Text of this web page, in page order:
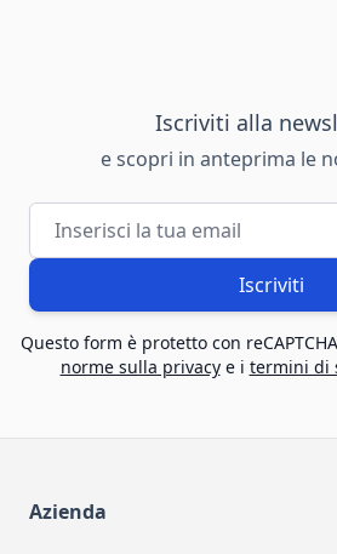
Iscriviti alla
e scopri in anteprima le
Indirizzo email
Iscriviti
Questo form è protetto con
norme sulla privacye i termini di
Azienda